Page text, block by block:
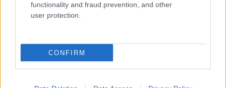
functionality and fraud prevention, and other
user protection.
CONFIRM